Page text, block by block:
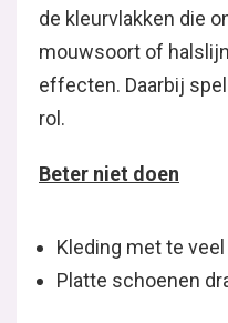
de kleurvlakken die
mouwsoort of
effecten. Daarbij
rol.
Beter niet doen
Kleding met te
Platte schoenen